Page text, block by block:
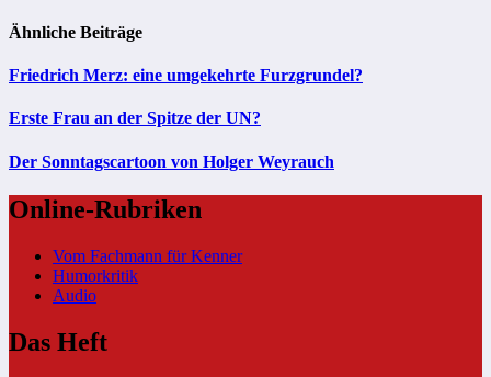
Ähnliche Beiträge
Friedrich Merz: eine umgekehrte Furzgrundel?
Erste Frau an der Spitze der UN?
Der Sonntagscartoon von Holger Weyrauch
Online-Rubriken
Vom Fachmann für Kenner
Humorkritik
Audio
Das Heft